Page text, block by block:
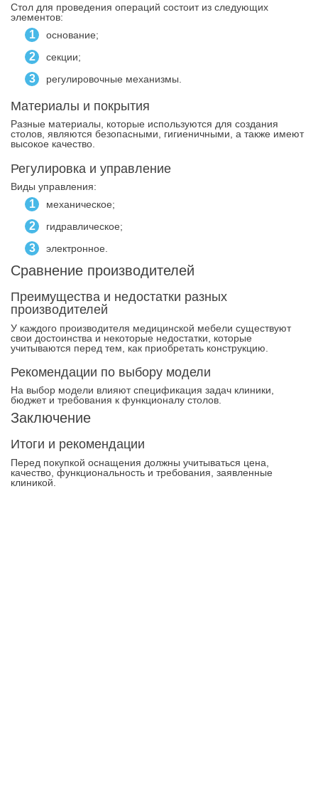
Стол для проведения операций состоит из следующих
элементов:
основание;
секции;
регулировочные механизмы.
Материалы и покрытия
Разные материалы, которые используются для создания
столов, являются безопасными, гигиеничными, а также имеют
высокое качество.
Регулировка и управление
Виды управления:
механическое;
гидравлическое;
электронное.
Сравнение производителей
Преимущества и недостатки разных
производителей
У каждого производителя медицинской мебели существуют
свои достоинства и некоторые недостатки, которые
учитываются перед тем, как приобретать конструкцию.
Рекомендации по выбору модели
На выбор модели влияют спецификация задач клиники,
бюджет и требования к функционалу столов.
Заключение
Итоги и рекомендации
Перед покупкой оснащения должны учитываться цена,
качество, функциональность и требования, заявленные
клиникой.